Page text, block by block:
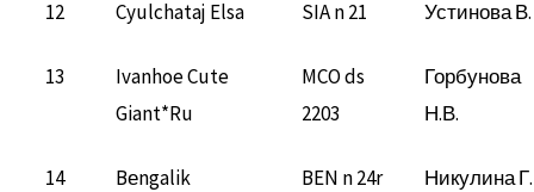
12 Cyulchataj Elsa SIA n 21 Устинова В.
13
Ivanhoe Cute
Giant*Ru
MCO ds
2203
Горбунова
Н.В.
14
Bеngalik
BEN n 24r Никулина Г.